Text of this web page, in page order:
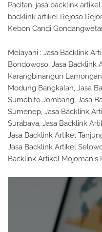
Pacitan, jasa backlink
backlink artikel Rejoso
Kebon Candi
Melayani : Jasa Backlink
Bondowoso, Jasa Backlink
Karangbinangun
Modung Bangkalan, Jasa
Sumobito Jombang, Jasa
Sumenep, Jasa Backlink
Surabaya, Jasa Backlink
Jasa Backlink Artikel
Jasa Backlink Artikel
Backlink Artikel Mojomanis